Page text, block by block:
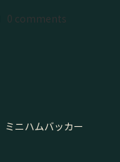
0 comments
ニハムバッカー